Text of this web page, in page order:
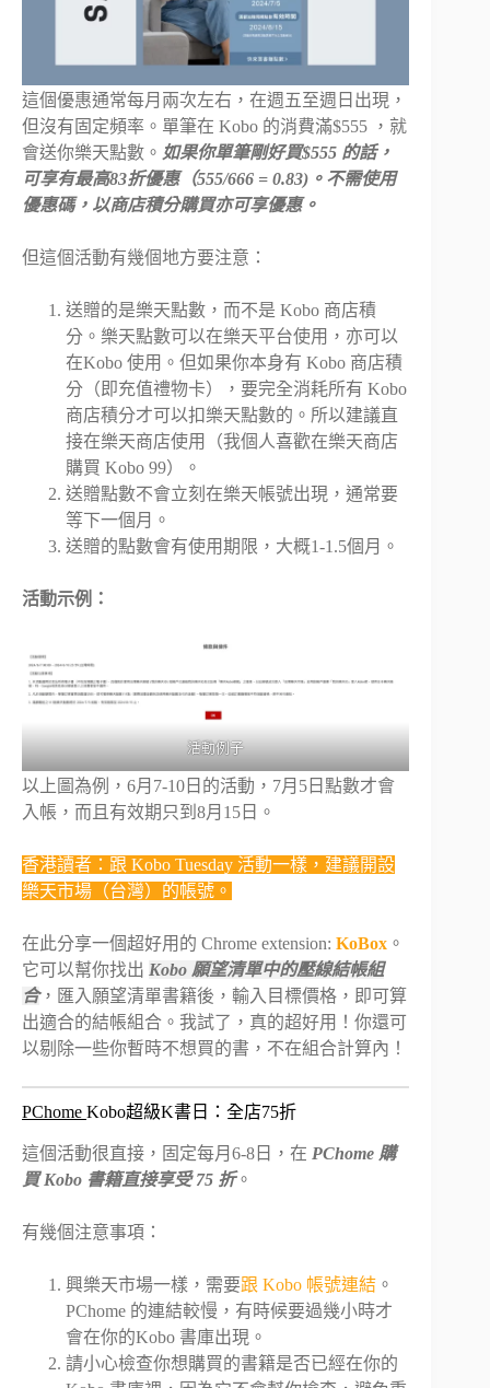
這個優惠通常每月兩次左右，在週五至週日出現，
但沒有固定頻率。單筆在 Kobo 的消費滿$555 ，就
會送你樂天點數。 如果你單筆剛好買$555 的話，
可享有最高83折優惠（555/666 = 0.83)。 不需使用
優惠碼，以商店積分購買亦可享優惠。
但這個活動有幾個地方要注意：
送贈的是樂天點數，而不是 Kobo 商店積
分。樂天點數可以在樂天平台使用，亦可以
在Kobo 使用。但如果你本身有 Kobo 商店積
分（即充值禮物卡），要完全消耗所有 Kobo
商店積分才可以扣樂天點數的。所以建議直
接在樂天商店使用（我個人喜歡在樂天商店
購買 Kobo 99）。
送贈點數不會立刻在樂天帳號出現，通常要
等下一個月。
送贈的點數會有使用期限，大概1-1.5個月。
活動示例：
活動例子
以上圖為例，6月7-10日的活動，7月5日點數才會
入帳，而且有效期只到8月15日。
香港讀者：跟 Kobo Tuesday 活動一樣，建議開設
樂天市場（台灣）的帳號。
在此分享一個超好用的 Chrome extension: KoBox 。
它可以幫你找出 Kobo 願望清單中的壓線結帳組
合，匯入願望清單書籍後，輸入目標價格，即可算
出適合的結帳組合。我試了，真的超好用！你還可
以剔除一些你暫時不想買的書，不在組合計算內！
PChome Kobo超級K書日：全店75折
這個活動很直接，固定每月6-8日，在 PChome 購
買 Kobo 書籍直接享受 75 折。
有幾個注意事項：
興樂天市場一樣，需要跟 Kobo 帳號連結 。
PChome 的連結較慢，有時候要過幾小時才
會在你的Kobo 書庫出現。
請小心檢查你想購買的書籍是否已經在你的